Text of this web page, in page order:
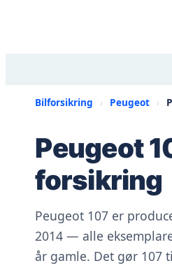
Bilforsikring › Peugeot ›
Peugeot
forsikring
Peugeot 107 er
2014 — alle
år gamle. Det gør 107